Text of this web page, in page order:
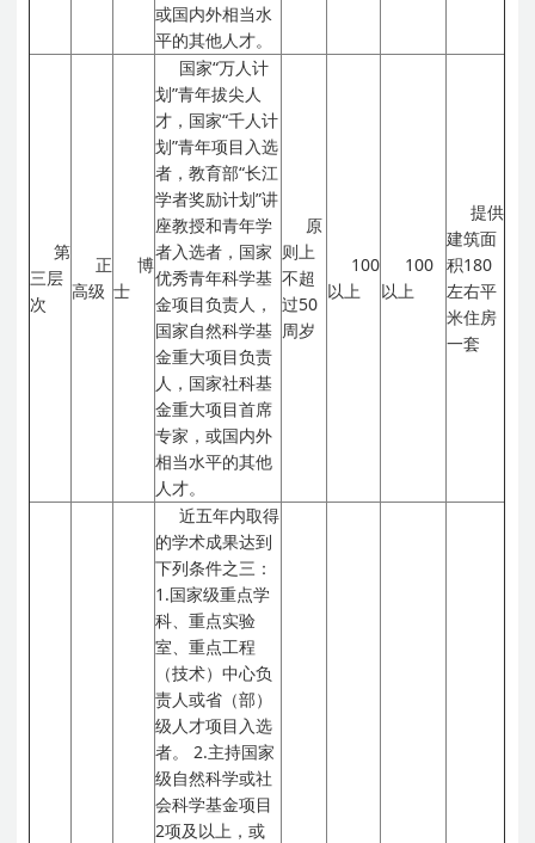
或国内外相当水
平的其他人才。
第
三层
次
正
高级
博
士
国家“万人计
划”青年拔尖人
才，国家“千人计
划”青年项目入选
者，教育部“长江
学者奖励计划”讲
座教授和青年学
者入选者，国家
优秀青年科学基
金项目负责人，
国家自然科学基
金重大项目负责
人，国家社科基
金重大项目首席
专家，或国内外
相当水平的其他
人才。
原
则上
不超
过50
周岁
100
以上
100
以上
提供
建筑面
积180
左右平
米住房
一套
近五年内取得
的学术成果达到
下列条件之三：
1.国家级重点学
科、重点实验
室、重点工程
（技术）中心负
责人或省（部）
级人才项目入选
者。
2.主持国家
级自然科学或社
会科学基金项目
2项及以上，或